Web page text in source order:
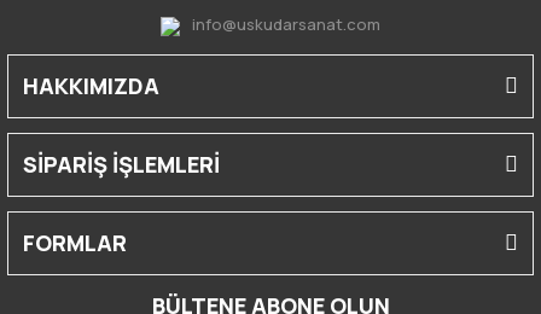
info@uskudarsanat.com
HAKKIMIZDA
SİPARİŞ İŞLEMLERİ
FORMLAR
BÜLTENE ABONE OLUN